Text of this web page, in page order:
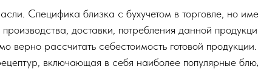
Специфика близка с бухучетом в торговле, но
доставки, потребления данной
верно рассчитать себестоимость готовой
включающая в себя наиболее популярные